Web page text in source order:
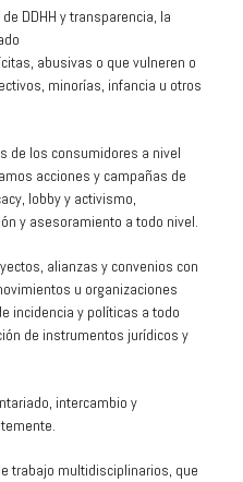
DDHH y transparencia, la
abusivas o que vulneren o
minorías, infancia u otros
de los consumidores a nivel
acciones y campañas de
lobby y activismo,
y asesoramiento a todo nivel.
alianzas y convenios con
u organizaciones
incidencia y políticas a todo
de instrumentos jurídicos y
intercambio y
trabajo multidisciplinarios, que